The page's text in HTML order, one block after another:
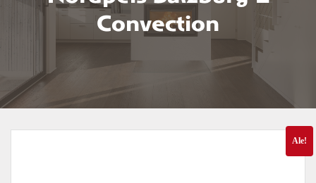
Convection
Ale!